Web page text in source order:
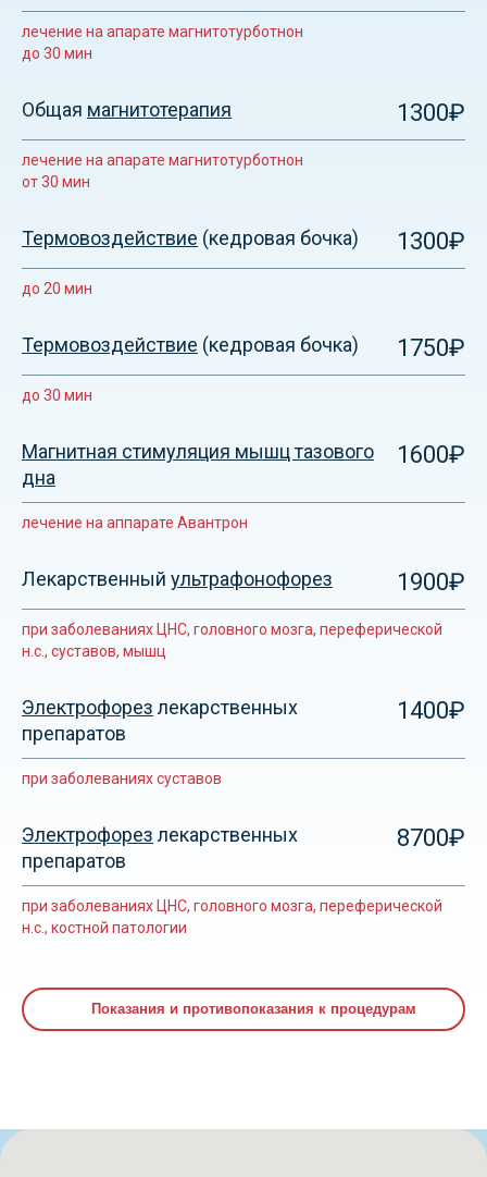
лечение на апарате магнитотурботнон
до 30 мин
Общая магнитотерапия 1300₽
лечение на апарате магнитотурботнон
от 30 мин
Термовоздействие (кедровая бочка) 1300₽
до 20 мин
Термовоздействие (кедровая бочка) 1750₽
до 30 мин
Магнитная стимуляция мышц тазового
дна
1600₽
лечение на аппарате Авантрон
Лекарственный ультрафонофорез 1900₽
при заболеваниях ЦНС, головного мозга, переферической
н.с., суставов, мышц
Электрофорезлекарственных
препаратов
1400₽
при заболеваниях суставов
Электрофорезлекарственных
препаратов
8700₽
при заболеваниях ЦНС, головного мозга, переферической
н.с., костной патологии
Показания и противопоказания к процедурам